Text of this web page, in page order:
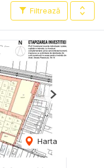
Filtrează
Harta
Next